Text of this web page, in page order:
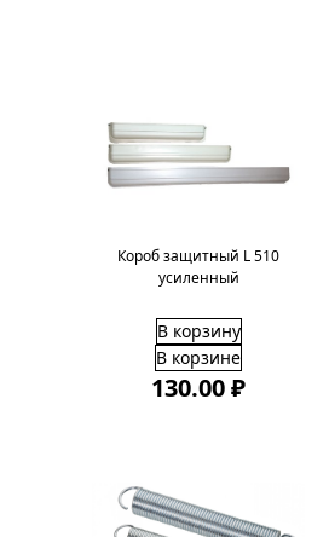
Короб защитный L 510
усиленный
В корзину
В корзине
130.00 ₽